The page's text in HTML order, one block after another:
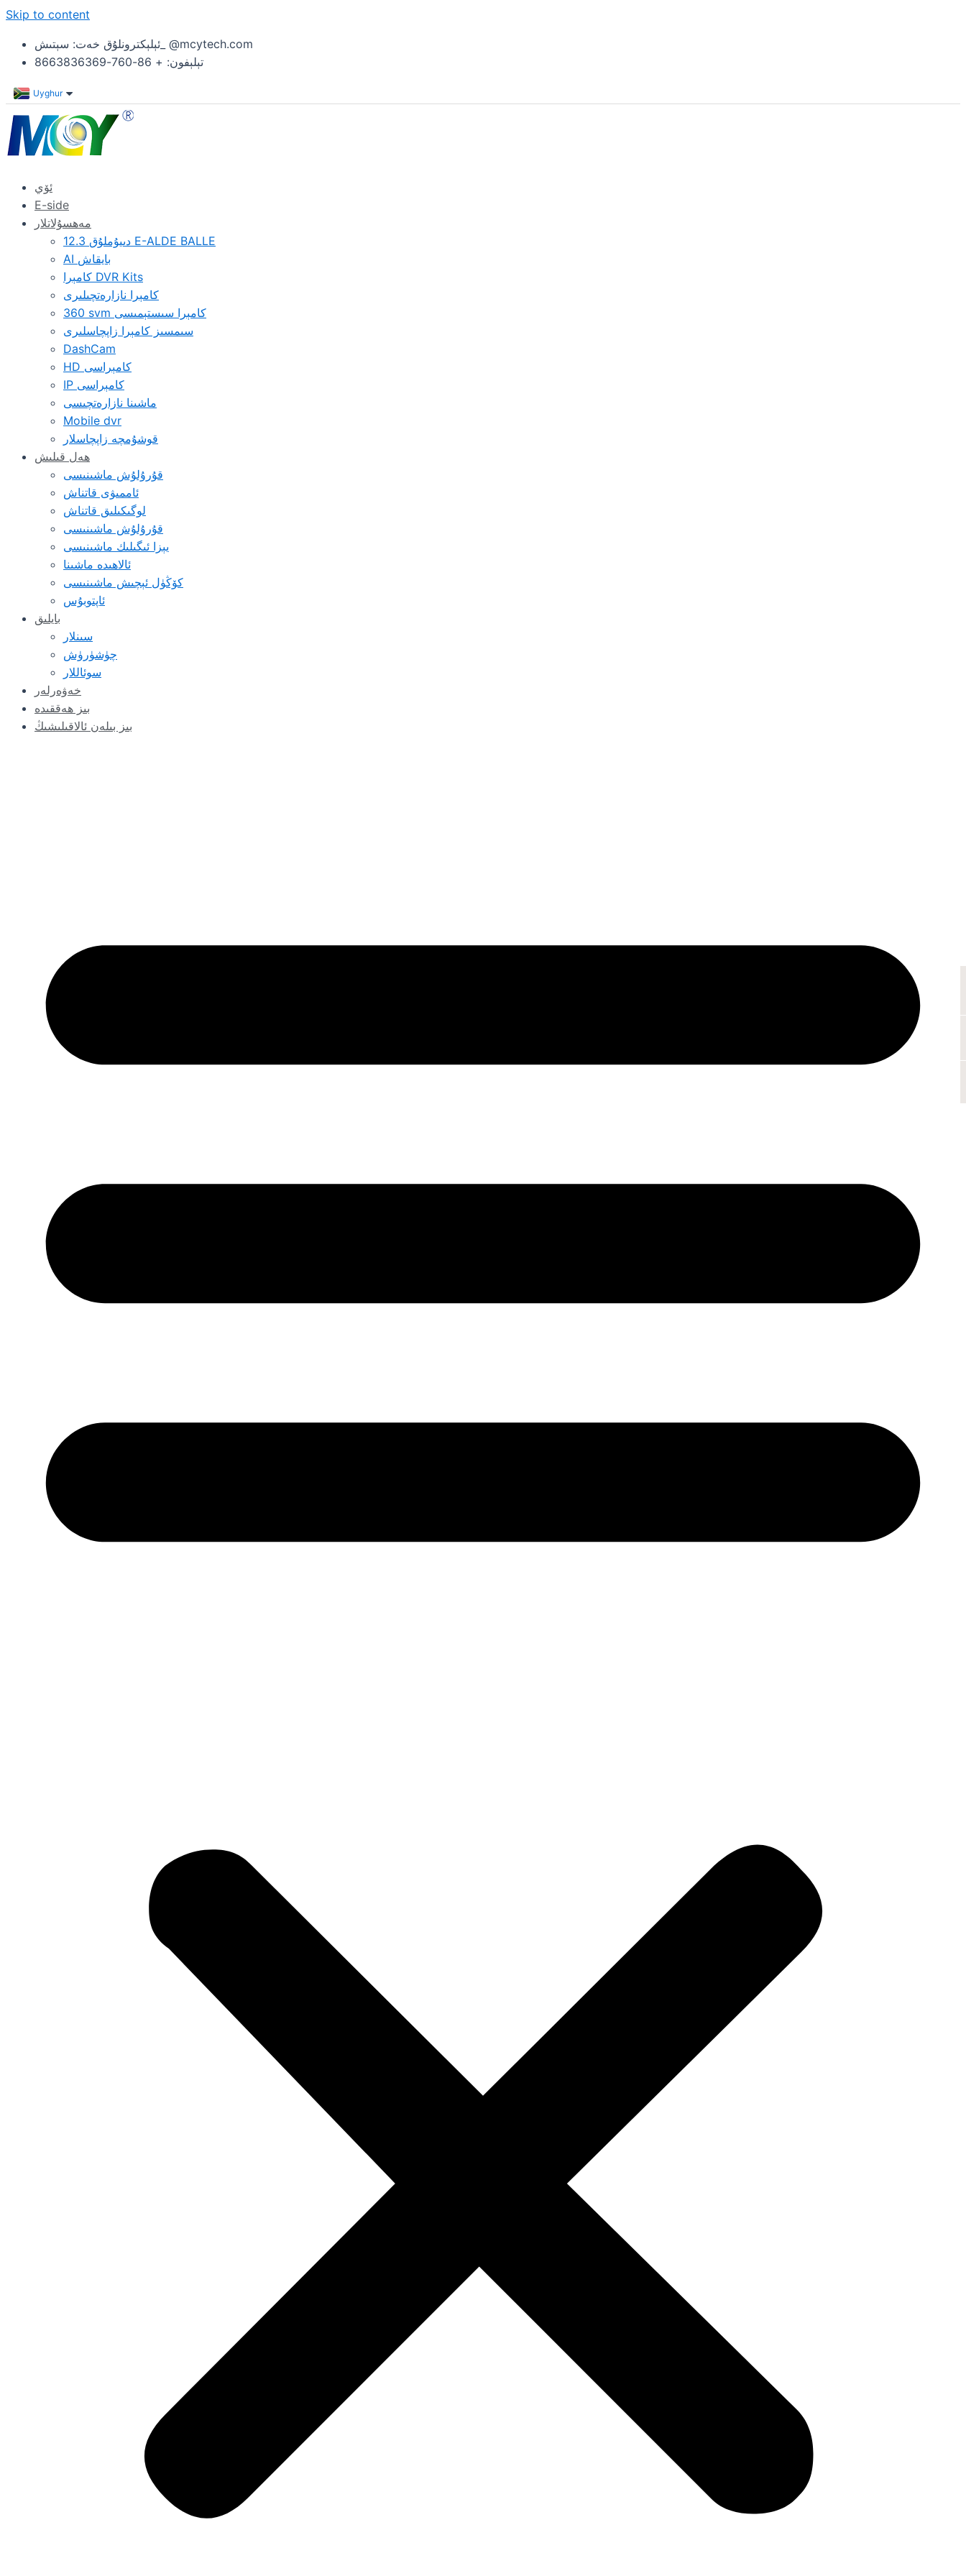
Skip to content
ئېلېكترونلۇق خەت: سېتىش_ @mcytech.com
تېلېفون: + 86-760-8663836369
Uyghur
ئۆي
E-side
مەھسۇلاتلار
12.3 دىيۇملۇق E-ALDE BALLE
AI بايقاش
كامېرا DVR Kits
كامېرا نازارەتچىلىرى
360 svm كامېرا سىستېمىسى
سىمسىز كامېرا زاپچاسلىرى
DashCam
HD كامېراسى
IP كامېراسى
ماشىنا نازارەتچىسى
Mobile dvr
قوشۇمچە زاپچاسلار
ھەل قىلىش
قۇرۇلۇش ماشىنىسى
ئاممىۋى قاتناش
لوگىكىلىق قاتناش
قۇرۇلۇش ماشىنىسى
يېزا ئىگىلىك ماشىنىسى
ئالاھىدە ماشىنا
كۆڭۈل ئېچىش ماشىنىسى
ئاپتوبۇس
بايلىق
سىنلار
چۈشۈرۈش
سوئاللار
خەۋەرلەر
بىز ھەققىدە
بىز بىلەن ئالاقىلىشىڭ